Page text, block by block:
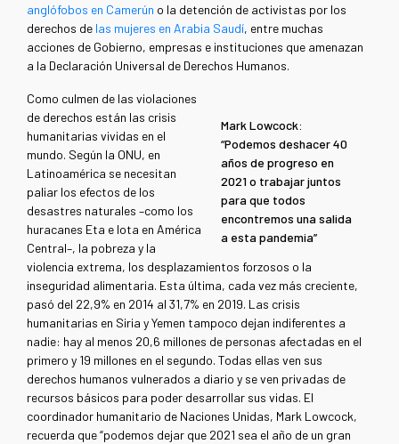
anglófobos en Camerún o la detención de activistas por los
derechos de las mujeres en Arabia Saudí, entre muchas
acciones de Gobierno, empresas e instituciones que amenazan
a la Declaración Universal de Derechos Humanos.
Mark Lowcock:
“Podemos deshacer 40
años de progreso en
2021 o trabajar juntos
para que todos
encontremos una salida
a esta pandemia”
Como culmen de las violaciones
de derechos están las crisis
humanitarias vividas en el
mundo. Según la ONU, en
Latinoamérica se necesitan
paliar los efectos de los
desastres naturales –como los
huracanes Eta e Iota en América
Central–, la pobreza y la
violencia extrema, los desplazamientos forzosos o la
inseguridad alimentaria. Esta última, cada vez más creciente,
pasó del 22,9% en 2014 al 31,7% en 2019. Las crisis
humanitarias en Siria y Yemen tampoco dejan indiferentes a
nadie: hay al menos 20,6 millones de personas afectadas en el
primero y 19 millones en el segundo. Todas ellas ven sus
derechos humanos vulnerados a diario y se ven privadas de
recursos básicos para poder desarrollar sus vidas. El
coordinador humanitario de Naciones Unidas, Mark Lowcock,
recuerda que “podemos dejar que 2021 sea el año de un gran